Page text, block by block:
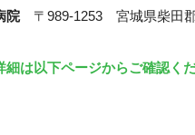
院〒989-1253 宮城県柴田郡
は以下ページからご確認くだ